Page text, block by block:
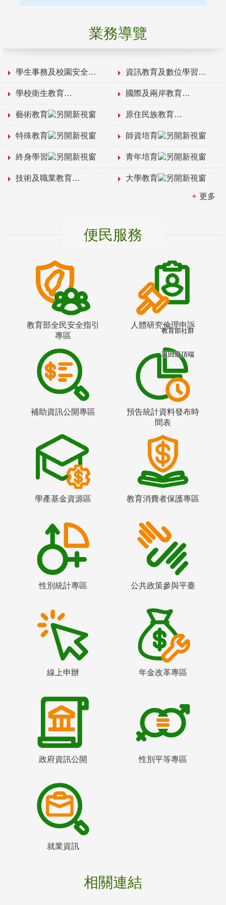
業務導覽
學生事務及校園安全 資訊教育及數位學習
學校衛生教育 國際及兩岸教育
藝術教育 原住民族教育
特殊教育 師資培育
終身學習 青年培育
技術及職業教育 大學教育
更多
便民服務
教育部全民安全指引
專區
人體研究倫理申訴
補助資訊公開專區
預告統計資料發布時
間表
學產基金資源區 教育消費者保護專區
性別統計專區 公共政策參與平臺
線上申辦 年金改革專區
政府資訊公開 性別平等專區
就業資訊
相關連結
教育部社群
返回最頂端